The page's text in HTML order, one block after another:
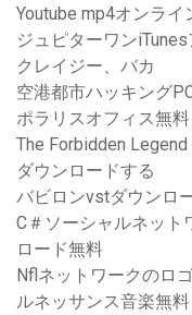
Youtube mp4オンラ
ジュピターワン
クレイジー、バカ
空港都市ハッキング
ポラリスオフィス無
The Forbidden
ダウンロードする
バビロンvstダウンロ
C＃ソーシャルネット
ロード無料
Nflネットワークのロ
ルネッサンス音楽無